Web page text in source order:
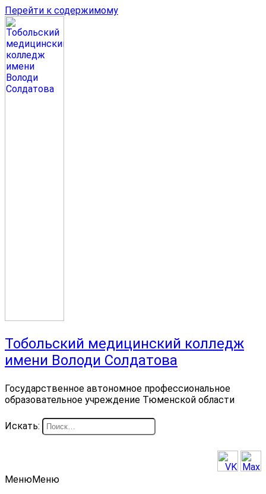
Перейти к содержимому
Тобольский медицинский колледж
имени Володи Солдатова
Государственное автономное профессиональное
образовательное учреждение Тюменской области
Искать:
МенюМеню